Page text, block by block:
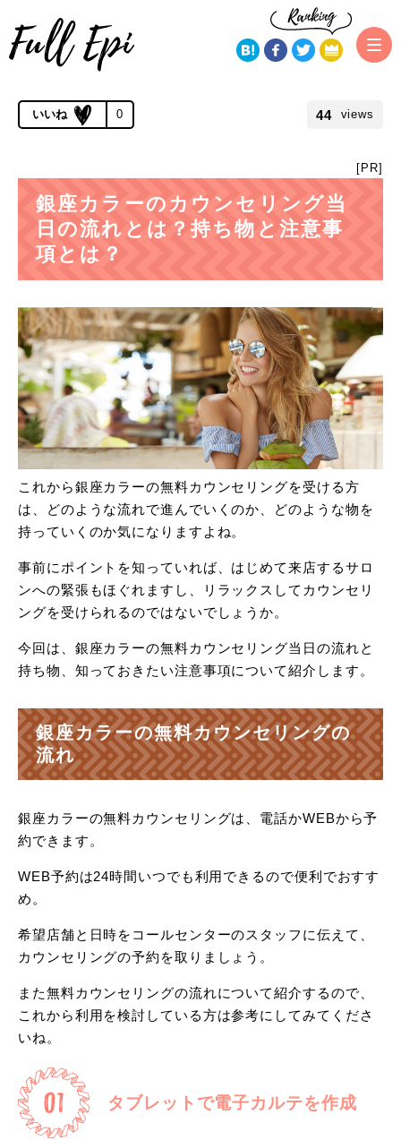
トップページ
銀座カラーのカウンセリング当日の流れ
とは？持ち物と注意事項とは？
0 44 views
[PR]
銀座カラーのカウンセリング当
日の流れとは？持ち物と注意事
項とは？
これから銀座カラーの無料カウンセリングを受ける方
は、どのような流れで進んでいくのか、どのような物を
持っていくのか気になりますよね。
事前にポイントを知っていれば、はじめて来店するサロ
ンへの緊張もほぐれますし、リラックスしてカウンセリ
ングを受けられるのではないでしょうか。
今回は、銀座カラーの無料カウンセリング当日の流れと
持ち物、知っておきたい注意事項について紹介します。
銀座カラーの無料カウンセリングの
流れ
銀座カラーの無料カウンセリングは、電話かWEBから予
約できます。
WEB予約は24時間いつでも利用できるので便利でおすす
め。
希望店舗と日時をコールセンターのスタッフに伝えて、
カウンセリングの予約を取りましょう。
また無料カウンセリングの流れについて紹介するので、
これから利用を検討している方は参考にしてみてくださ
いね。
タブレットで電子カルテを作成